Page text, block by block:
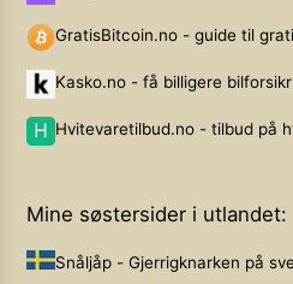
GratisBitcoin.no - guide til
Kasko.no - få billigere
Hvitevaretilbud.no - tilbud på
Mine søstersider i utlandet:
Snåljåp - Gjerrigknarken på